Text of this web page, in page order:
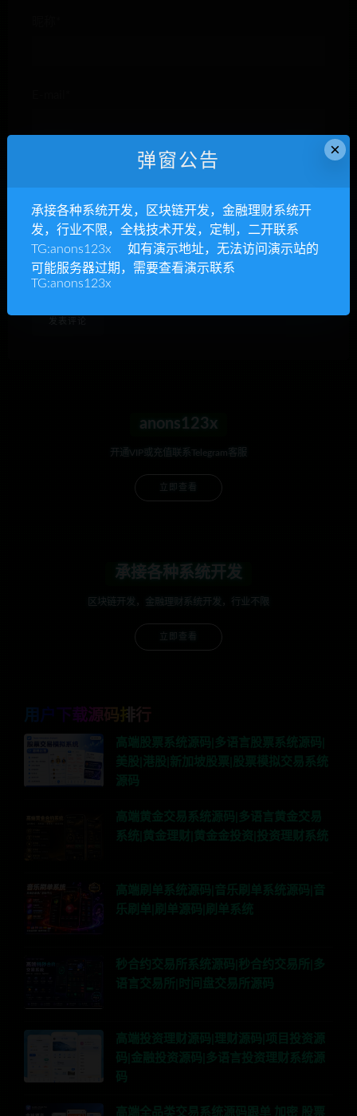
下次发表评论时，请在此浏览器中保存我的姓名、电子
邮件和网站
anons123x
开通VIP或充值联系Telegram客服
立即查看
承接各种系统开发
区块链开发，金融理财系统开发，行业不限
立即查看
用户下载源码排行
高端股票系统源码|多语言股票系统源码|
美股|港股|新加坡股票|股票模拟交易系统
源码
高端黄金交易系统源码|多语言黄金交易
系统|黄金理财|黄金金投资|投资理财系统
高端刷单系统源码|音乐刷单系统源码|音
乐刷单|刷单源码|刷单系统
秒合约交易所系统源码|秒合约交易所|多
语言交易所|时间盘交易所源码
高端投资理财源码|理财源码|项目投资源
码|金融投资源码|多语言投资理财系统源
码
高端全品类交易系统源码跟单 加密 股票
×
弹窗公告
承接各种系统开发，区块链开发，金融理财系统开
发，行业不限，全栈技术开发，定制，二开联系
TG:anons123x 如有演示地址，无法访问演示站的
可能服务器过期，需要查看演示联系
TG:anons123x